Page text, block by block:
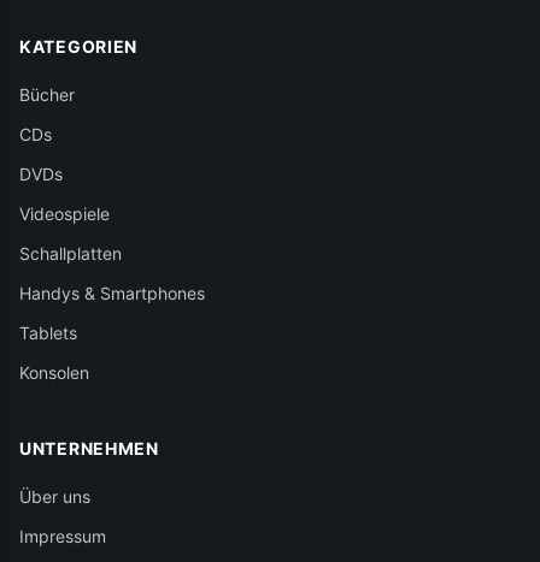
KATEGORIEN
Bücher
CDs
DVDs
Videospiele
Schallplatten
Handys & Smartphones
Tablets
Konsolen
UNTERNEHMEN
Über uns
Impressum